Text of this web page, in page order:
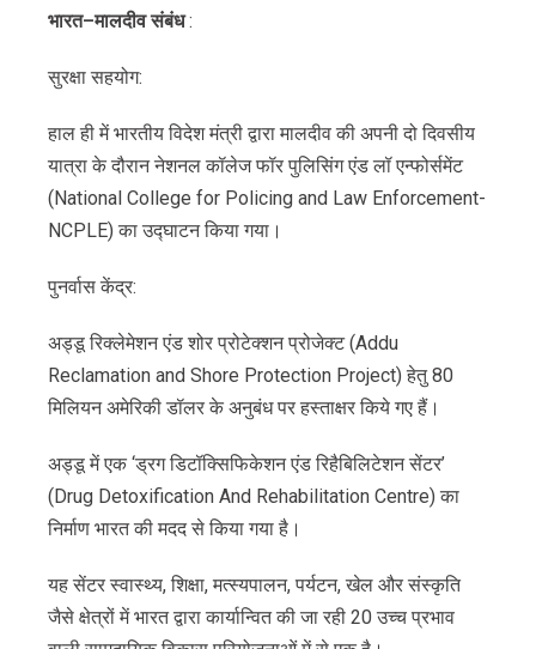
भारत–मालदीव संबंध:
सुरक्षा सहयोग:
हाल ही में भारतीय विदेश मंत्री द्वारा मालदीव की अपनी दो दिवसीय
यात्रा के दौरान नेशनल कॉलेज फॉर पुलिसिंग एंड लॉ एन्फोर्समेंट
(National College for Policing and Law Enforcement-
NCPLE) का उद्घाटन किया गया।
पुनर्वास केंद्र:
अड्डू रिक्लेमेशन एंड शोर प्रोटेक्शन प्रोजेक्ट (Addu
Reclamation and Shore Protection Project) हेतु 80
मिलियन अमेरिकी डॉलर के अनुबंध पर हस्ताक्षर किये गए हैं।
अड्डू में एक ‘ड्रग डिटॉक्सिफिकेशन एंड रिहैबिलिटेशन सेंटर’
(Drug Detoxification And Rehabilitation Centre) का
निर्माण भारत की मदद से किया गया है।
यह सेंटर स्वास्थ्य, शिक्षा, मत्स्यपालन, पर्यटन, खेल और संस्कृति
जैसे क्षेत्रों में भारत द्वारा कार्यान्वित की जा रही 20 उच्च प्रभाव